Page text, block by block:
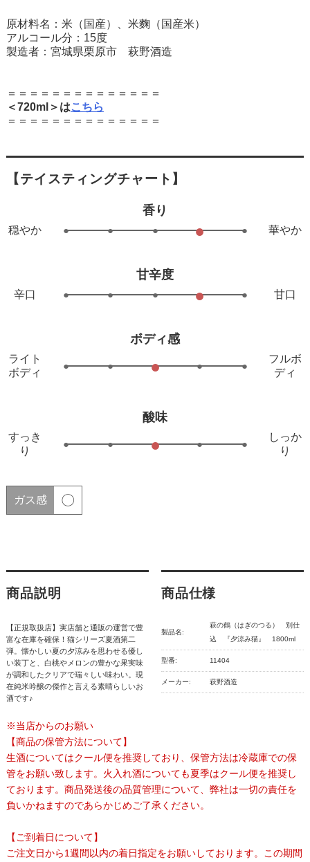
原材料名：米（国産）、米麴（国産米）
アルコール分：15度
製造者：宮城県栗原市 萩野酒造
＝＝＝＝＝＝＝＝＝＝＝＝＝＝
＜720ml＞はこちら
＝＝＝＝＝＝＝＝＝＝＝＝＝＝
【テイスティングチャート】
香り
穏やか ● ● ● ● ● 華やか
甘辛度
辛口 ● ● ● ● ● 甘口
ボディ感
ライト
ボディ
● ● ● ● ●
フルボ
ディ
酸味
すっき
り
● ● ● ● ●
しっか
り
ガス感 〇
商品説明
【正規取扱店】実店舗と通販の運営で豊
富な在庫を確保！猫シリーズ夏酒第二
弾。懐かしい夏の夕涼みを思わせる優し
い装丁と、白桃やメロンの豊かな果実味
が調和したクリアで瑞々しい味わい。現
在純米吟醸の傑作と言える素晴らしいお
酒です♪
商品仕様
製品名:
萩の鶴（はぎのつる） 別仕
込 『夕涼み猫』 1800ml
型番: 11404
メーカー: 萩野酒造
※当店からのお願い
【商品の保管方法について】
生酒についてはクール便を推奨しており、保管方法は冷蔵庫での保
管をお願い致します。火入れ酒についても夏季はクール便を推奨し
ております。商品発送後の品質管理について、弊社は一切の責任を
負いかねますのであらかじめご了承ください。
【ご到着日について】
ご注文日から1週間以内の着日指定をお願いしております。この期間